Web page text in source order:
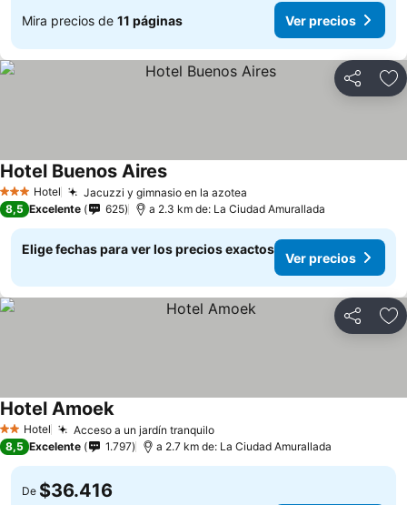
Mira precios de 11 páginas Ver precios
Compartir
3 Estrellas
Hotel Jacuzzi y gimnasio en la azotea
Hotel Buenos Aires
8,5 Excelente 625 a 2.3 km de: La Ciudad Amurallada
Elige fechas para ver los precios exactos
Ver precios
Compartir
2 Estrellas
Hotel Acceso a un jardín tranquilo
Hotel Amoek
8,5 Excelente 1.797 a 2.7 km de: La Ciudad Amurallada
De $36.416